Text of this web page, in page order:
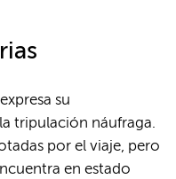
su
tripulación náufraga.
por el viaje, pero
en estado